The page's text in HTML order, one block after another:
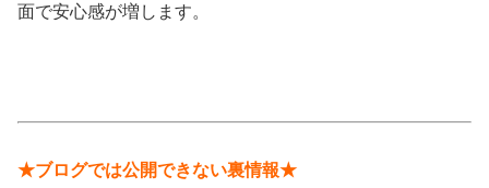
面で安心感が増します。
★ブログでは公開できない裏情報★